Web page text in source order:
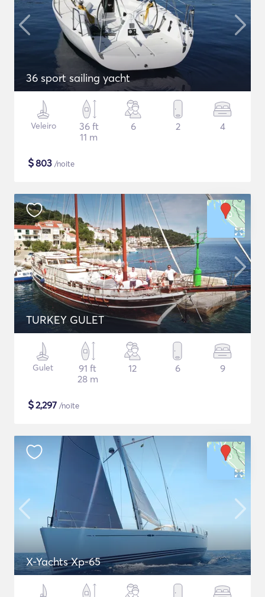
36 sport sailing yacht
Veleiro
36 ft
11 m
6 2 4
$803 /noite
TURKEY GULET
Gulet
91 ft
28 m
12 6 9
$2,297 /noite
X-Yachts Xp-65